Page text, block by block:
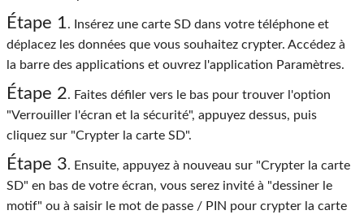
Étape 1. Insérez une carte SD dans votre téléphone et
déplacez les données que vous souhaitez crypter. Accédez à
la barre des applications et ouvrez l'application Paramètres.
Étape 2. Faites défiler vers le bas pour trouver l'option
"Verrouiller l'écran et la sécurité", appuyez dessus, puis
cliquez sur "Crypter la carte SD".
Étape 3. Ensuite, appuyez à nouveau sur "Crypter la carte
SD" en bas de votre écran, vous serez invité à "dessiner le
motif" ou à saisir le mot de passe / PIN pour crypter la carte